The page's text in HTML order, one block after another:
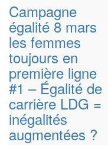
Campagne
égalité 8 mars
les femmes
toujours en
première ligne
#1 – Égalité de
carrière LDG =
inégalités
augmentées ?